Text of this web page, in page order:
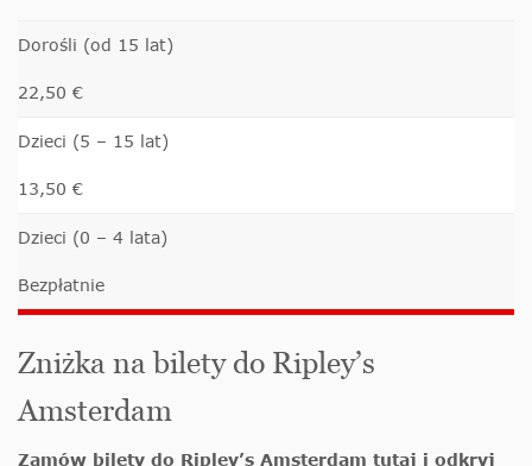
Dorośli (od 15 lat)
22,50 €
Dzieci (5 – 15 lat)
13,50 €
Dzieci (0 – 4 lata)
Bezpłatnie
Zniżka na bilety do Ripley’s
Amsterdam
Zamów bilety do Ripley’s Amsterdam tutaj i odkryj